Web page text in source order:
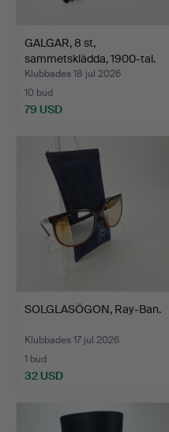
GALGAR, 8 st,
sammetsklädda, 1900-tal.
Klubbades 18 jul 2026
10 bud
79 USD
SOLGLASÖGON, Ray-Ban.
Klubbades 17 jul 2026
1 bud
32 USD